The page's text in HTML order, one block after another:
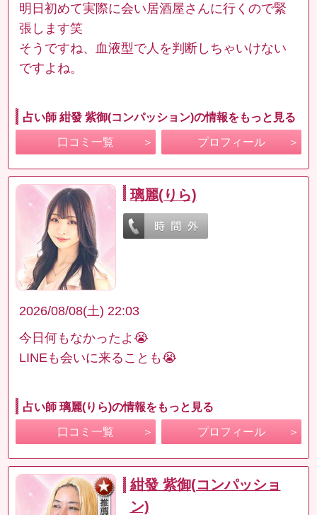
明日初めて実際に会い居酒屋さんに行くので緊
張します笑
そうですね、血液型で人を判断しちゃいけない
ですよね。
占い師 紺發 紫御(コンパッション)の情報をもっと見る
口コミ一覧 プロフィール
璃麗(りら)
2026/08/08(土) 22:03
今日何もなかったよ😭
LINEも会いに来ることも😭
占い師 璃麗(りら)の情報をもっと見る
口コミ一覧 プロフィール
紺發 紫御(コンパッショ
ン)